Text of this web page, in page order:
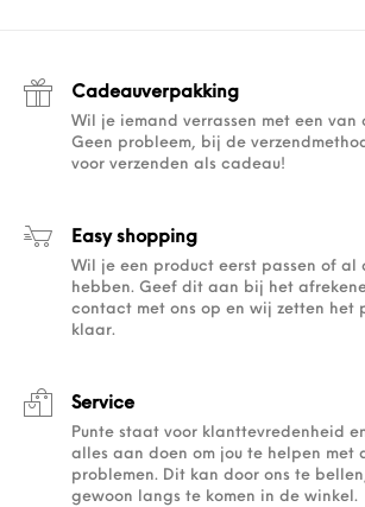
Cadeauverpakking
Wil je iemand verrassen met een van
Geen probleem, bij de
voor verzenden als cadeau!
Easy shopping
Wil je een product eerst passen of al
hebben. Geef dit aan bij het
contact met ons op en wij zetten het
klaar.
Service
Punte staat voor klanttevredenheid
alles aan doen om jou te helpen met
problemen. Dit kan door ons te
gewoon langs te komen in de winkel.